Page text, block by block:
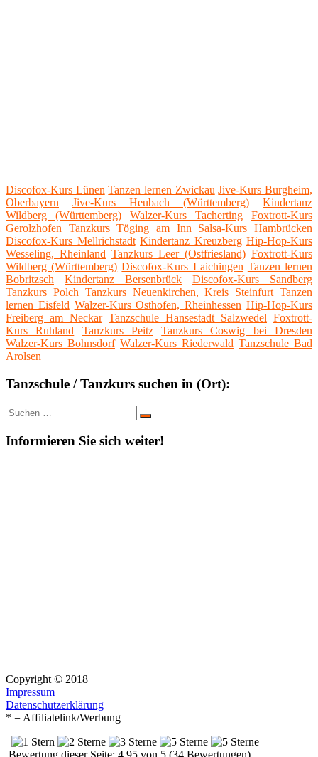
Discofox-Kurs Lünen Tanzen lernen Zwickau Jive-Kurs Burgheim,
Oberbayern
Jive-Kurs Heubach (Württemberg)
Kindertanz
Wildberg (Württemberg)
Walzer-Kurs Tacherting
Foxtrott-Kurs
Gerolzhofen
Tanzkurs Töging am Inn
Salsa-Kurs Hambrücken
Discofox-Kurs Mellrichstadt Kindertanz Kreuzberg Hip-Hop-Kurs
Wesseling, Rheinland Tanzkurs Leer (Ostfriesland) Foxtrott-Kurs
Wildberg (Württemberg) Discofox-Kurs Laichingen Tanzen lernen
Bobritzsch
Kindertanz Bersenbrück
Discofox-Kurs Sandberg
Tanzkurs Polch Tanzkurs Neuenkirchen, Kreis Steinfurt Tanzen
lernen Eisfeld Walzer-Kurs Osthofen, Rheinhessen Hip-Hop-Kurs
Freiberg am Neckar Tanzschule Hansestadt Salzwedel Foxtrott-
Kurs Ruhland
Tanzkurs Peitz
Tanzkurs Coswig bei Dresden
Walzer-Kurs Bohnsdorf Walzer-Kurs Riederwald Tanzschule Bad
Arolsen
Tanzschule / Tanzkurs suchen in (Ort):
Suche
nach:
Suchen
Informieren Sie sich weiter!
Copyright © 2018
Impressum
Datenschutzerklärung
* = Affiliatelink/Werbung
Bewertung dieser Seite: 4.95 von 5 (34 Bewertungen)